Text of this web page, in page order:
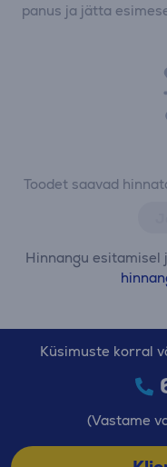
Toodet saavad
Hinnangu esitamisel
panus ja jätta
Küsimuste korral
(Vastame